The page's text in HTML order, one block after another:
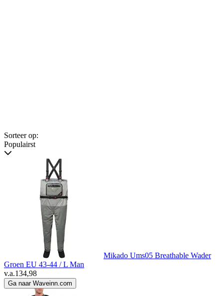
Sorteer op:
Populairst
Mikado Ums05 Breathable Wader
Groen EU 43-44 / L Man
v.a.134,98
Ga naar Waveinn.com